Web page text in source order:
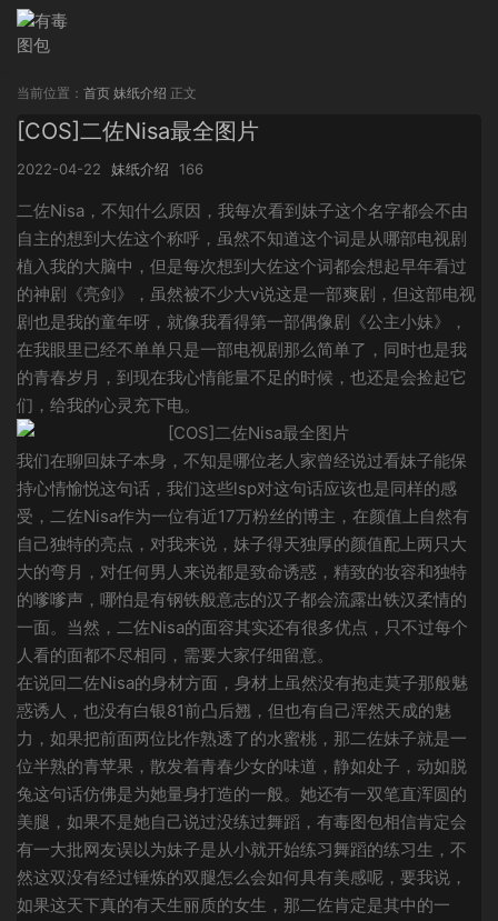
当前位置： 首页 妹纸介绍 正文
[COS]二佐Nisa最全图片
2022-04-22 妹纸介绍 166
二佐Nisa，不知什么原因，我每次看到妹子这个名字都会不由
自主的想到大佐这个称呼，虽然不知道这个词是从哪部电视剧
植入我的大脑中，但是每次想到大佐这个词都会想起早年看过
的神剧《亮剑》，虽然被不少大v说这是一部爽剧，但这部电视
剧也是我的童年呀，就像我看得第一部偶像剧《公主小妹》，
在我眼里已经不单单只是一部电视剧那么简单了，同时也是我
的青春岁月，到现在我心情能量不足的时候，也还是会捡起它
们，给我的心灵充下电。
我们在聊回妹子本身，不知是哪位老人家曾经说过看妹子能保
持心情愉悦这句话，我们这些lsp对这句话应该也是同样的感
受，二佐Nisa作为一位有近17万粉丝的博主，在颜值上自然有
自己独特的亮点，对我来说，妹子得天独厚的颜值配上两只大
大的弯月，对任何男人来说都是致命诱惑，精致的妆容和独特
的嗲嗲声，哪怕是有钢铁般意志的汉子都会流露出铁汉柔情的
一面。当然，二佐Nisa的面容其实还有很多优点，只不过每个
人看的面都不尽相同，需要大家仔细留意。
在说回二佐Nisa的身材方面，身材上虽然没有抱走莫子那般魅
惑诱人，也没有白银81前凸后翘，但也有自己浑然天成的魅
力，如果把前面两位比作熟透了的水蜜桃，那二佐妹子就是一
位半熟的青苹果，散发着青春少女的味道，静如处子，动如脱
兔这句话仿佛是为她量身打造的一般。她还有一双笔直浑圆的
美腿，如果不是她自己说过没练过舞蹈，有毒图包相信肯定会
有一大批网友误以为妹子是从小就开始练习舞蹈的练习生，不
然这双没有经过锤炼的双腿怎么会如何具有美感呢，要我说，
如果这天下真的有天生丽质的女生，那二佐肯定是其中的一